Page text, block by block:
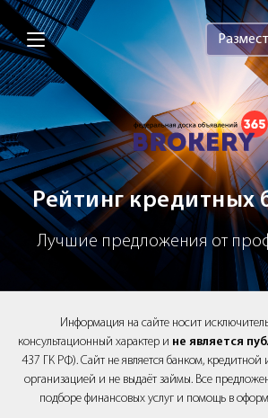
Brokery365 - Рейтинг
Рейтинг кредитных
Лучшие предложения от
Информация на сайте носит
консультационный характер и не является
437 ГК РФ). Сайт не является банком,
организацией и не выдаёт займы. Все
подборе финансовых услуг и помощь в